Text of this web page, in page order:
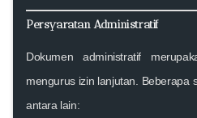
Persyaratan Administratif
Dokumen administratif
mengurus izin lanjutan. Beberapa
antara lain: